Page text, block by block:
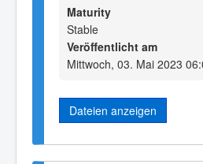
Maturity
Stable
Veröffentlicht am
Mittwoch, 03. Mai 2023
Dateien anzeigen